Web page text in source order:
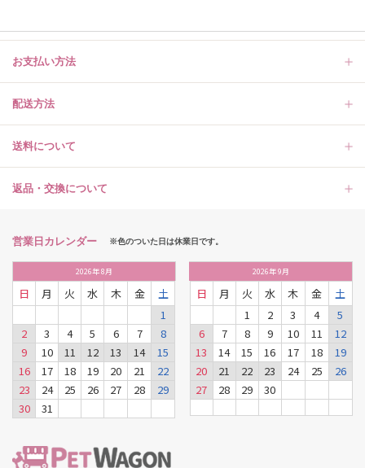
お支払い方法
配送方法
送料について
返品・交換について
営業日カレンダー ※色のついた日は休業日です。
2026年8月
日 月 火 水 木 金
土
1
2
3 4 5 6 7
8
9
10 11 12 13 14
15
16
17 18 19 20 21
22
23
24 25 26 27 28
29
30
31
2026年9月
日 月 火 水 木 金
土
1
2 3 4
5
6
7 8 9 10 11
12
13
14 15 16 17 18
19
20
21 22 23 24 25
26
27
28 29 30